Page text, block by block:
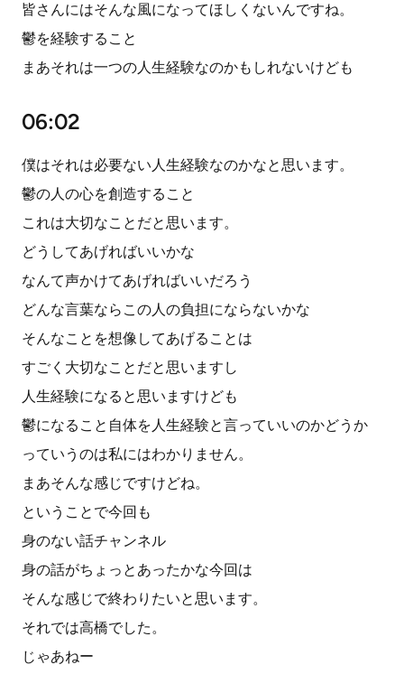
皆さんにはそんな風になってほしくないんですね。
鬱を経験すること
まあそれは一つの人生経験なのかもしれないけども
06:02
僕はそれは必要ない人生経験なのかなと思います。
鬱の人の心を創造すること
これは大切なことだと思います。
どうしてあげればいいかな
なんて声かけてあげればいいだろう
どんな言葉ならこの人の負担にならないかな
そんなことを想像してあげることは
すごく大切なことだと思いますし
人生経験になると思いますけども
鬱になること自体を人生経験と言っていいのかどうか
っていうのは私にはわかりません。
まあそんな感じですけどね。
ということで今回も
身のない話チャンネル
身の話がちょっとあったかな今回は
そんな感じで終わりたいと思います。
それでは高橋でした。
じゃあねー